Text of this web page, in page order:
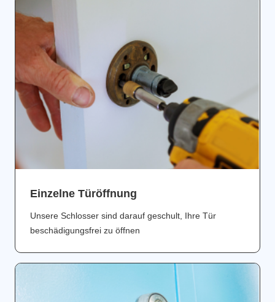
Einzelne Türöffnung
Unsere Schlosser sind darauf geschult, Ihre Tür
beschädigungsfrei zu öffnen